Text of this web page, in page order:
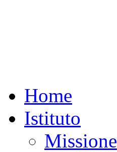
Home
Istituto
Missione